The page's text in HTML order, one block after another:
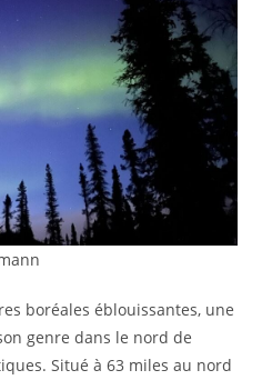
boréales éblouissantes, une
genre dans le nord de
Situé à 63 miles au nord